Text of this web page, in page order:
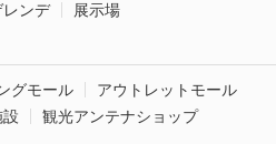
レンデ
展示場
グモール
アウトレットモール
観光アンテナショップ